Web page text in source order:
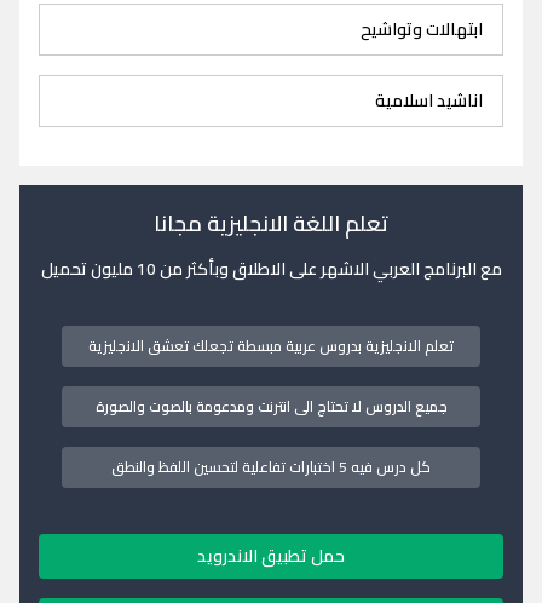
ابتهالات وتواشيح
اناشيد اسلامية
تعلم اللغة الانجليزية مجانا
مع البرنامج العربي الاشهر على الاطلاق وبأكثر من 10 مليون تحميل
تعلم الانجليزية بدروس عربية مبسطة تجعلك تعشق الانجليزية
جميع الدروس لا تحتاج الى انترنت ومدعومة بالصوت والصورة
كل درس فيه 5 اختبارات تفاعلية لتحسين اللفظ والنطق
حمل تطبيق الاندرويد